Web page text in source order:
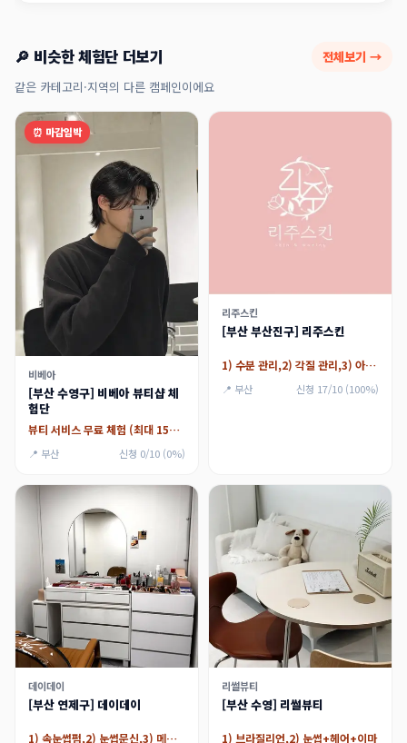
🔎 비슷한 체험단 더보기 전체보기 →
같은 카테고리·지역의 다른 캠페인이에요
⏰ 마감임박
비베아
[부산 수영구] 비베아 뷰티샵 체
험단
뷰티 서비스 무료 체험 (최대 15만원)
📍 부산 신청 0/10 (0%)
리주스킨
[부산 부산진구] 리주스킨
1) 수분 관리,2) 각질 관리,3) 아쿠아필
📍 부산 신청 17/10 (100%)
데이데이
[부산 연제구] 데이데이
1) 속눈썹펌,2) 눈썹문신,3) 메이크업
리썰뷰티
[부산 수영] 리썰뷰티
1) 브라질리언,2) 눈썹+헤어+이마